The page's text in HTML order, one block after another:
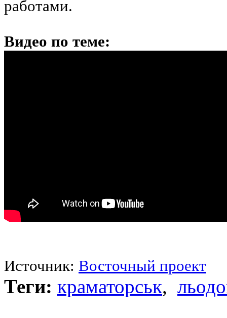
работами.
Видео по теме:
Источник: Восточный проект
Теги: краматорськ,